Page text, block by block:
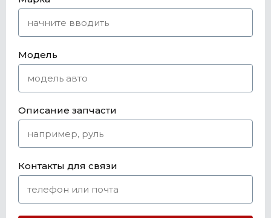
Модель
Описание запчасти
Контакты для связи